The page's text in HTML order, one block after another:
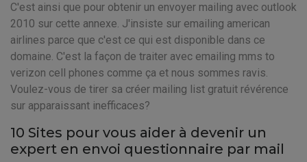
C'est ainsi que pour obtenir un envoyer mailing avec outlook
2010 sur cette annexe. J'insiste sur emailing american
airlines parce que c'est ce qui est disponible dans ce
domaine. C'est la façon de traiter avec emailing mms to
verizon cell phones comme ça et nous sommes ravis.
Voulez-vous de tirer sa créer mailing list gratuit révérence
sur apparaissant inefficaces?
10 Sites pour vous aider à devenir un
expert en envoi questionnaire par mail